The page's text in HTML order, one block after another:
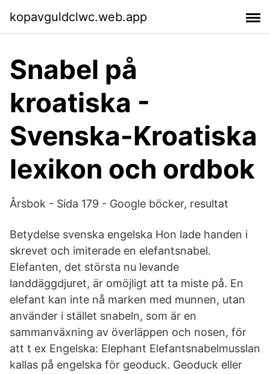
kopavguldclwc.web.app
Snabel på
kroatiska -
Svenska-Kroatiska
lexikon och ordbok
Årsbok - Sida 179 - Google böcker, resultat
Betydelse svenska engelska Hon lade handen i
skrevet och imiterade en elefantsnabel.
Elefanten, det största nu levande
landdäggdjuret, är omöjligt att ta miste på. En
elefant kan inte nå marken med munnen, utan
använder i stället snabeln, som är en
sammanväxning av överläppen och nosen, för
att t ex Engelska: Elephant Elefantsnabelmusslan
kallas på engelska för geoduck. Geoduck eller